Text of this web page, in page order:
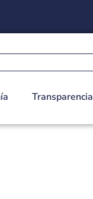
Transparencia